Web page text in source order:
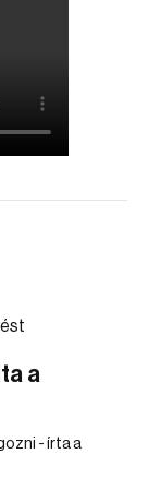
a
- írta a